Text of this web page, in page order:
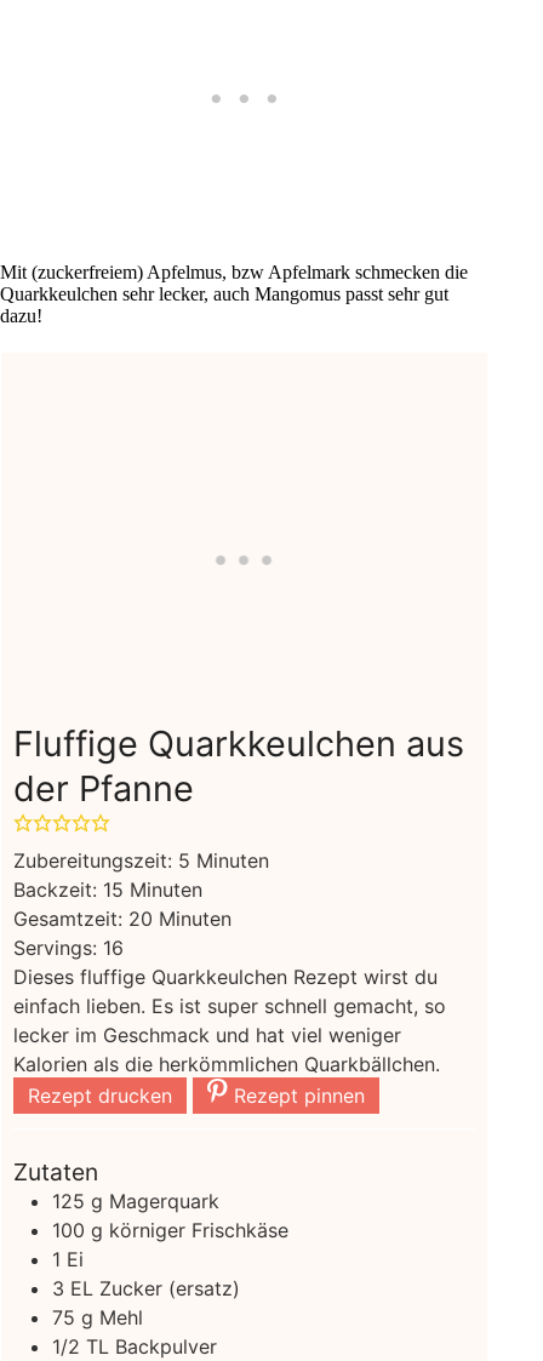
Mit (zuckerfreiem) Apfelmus, bzw Apfelmark schmecken die
Quarkkeulchen sehr lecker, auch Mangomus passt sehr gut
dazu!
Fluffige Quarkkeulchen aus
der Pfanne
Zubereitungszeit: 5 Minuten
Minuten
Backzeit: 15 Minuten
Minuten
Gesamtzeit: 20 Minuten
Minuten
Servings: 16
Dieses fluffige Quarkkeulchen Rezept wirst du
einfach lieben. Es ist super schnell gemacht, so
lecker im Geschmack und hat viel weniger
Kalorien als die herkömmlichen Quarkbällchen.
Rezept drucken
Rezept pinnen
Zutaten
125 g Magerquark
100 g körniger Frischkäse
1 Ei
3 EL Zucker (ersatz)
75 g Mehl
1/2 TL Backpulver